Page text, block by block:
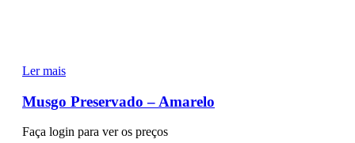
Ler mais
Musgo Preservado – Amarelo
Faça login para ver os preços